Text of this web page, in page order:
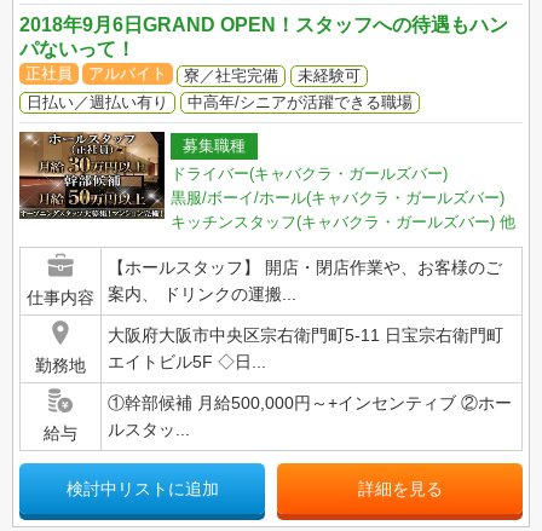
2018年9月6日GRAND OPEN！スタッフへの待遇もハン
パないって！
正社員 アルバイト 寮／社宅完備
未経験可
日払い／週払い有り
中高年/シニアが活躍できる職場
募集職種
ドライバー(キャバクラ・ガールズバー)
黒服/ボーイ/ホール(キャバクラ・ガールズバー)
キッチンスタッフ(キャバクラ・ガールズバー) 他
仕事内容
【ホールスタッフ】 開店・閉店作業や、お客様のご
案内、 ドリンクの運搬...
勤務地
大阪府大阪市中央区宗右衛門町5-11 日宝宗右衛門町
エイトビル5F ◇日...
給与
①幹部候補 月給500,000円～+インセンティブ ②ホー
ルスタッ...
検討中リストに追加 詳細を見る